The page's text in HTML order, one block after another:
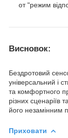
от "режим
Висновок:
Бездротовий
універсальний і
та комфортного
різних сценаріїв
його незамінним
Приховати